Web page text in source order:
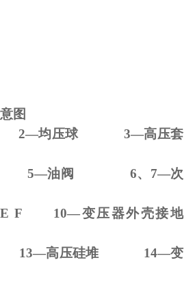
图
—均压球 3—高压套
5—油阀 6、 7—次
E F 10—变压器外壳接地
—高压硅堆 14—变